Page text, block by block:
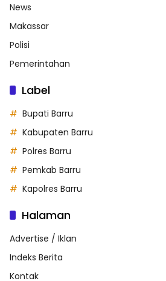
News
Makassar
Polisi
Pemerintahan
Label
Bupati Barru
Kabupaten Barru
Polres Barru
Pemkab Barru
Kapolres Barru
Halaman
Advertise / Iklan
Indeks Berita
Kontak